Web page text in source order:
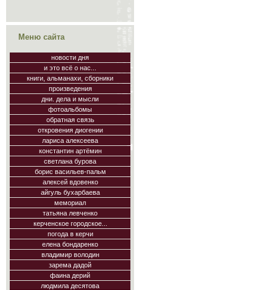
Меню сайта
новости дня
и это всё о нас...
книги, альманахи, сборники
произведения
дни. дела и мысли
фотоальбомы
обратная связь
откровения диогении
лариса алексеева
константин артёмин
светлана бурова
борис васильев-пальм
алексей вдовенко
айгуль бухарбаева
мемориал
татьяна левченко
керченское городское...
погода в керчи
елена бондаренко
владимир володин
зарема дадой
фаина дерий
людмила десятова